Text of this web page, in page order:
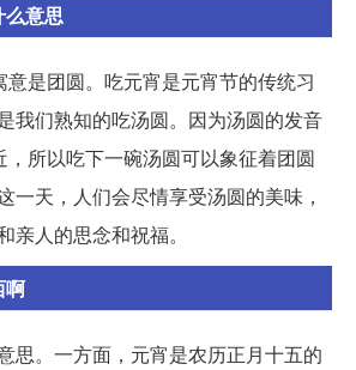
么意思
意是团圆。吃元宵是元宵节的传统习
我们熟知的吃汤圆。因为汤圆的发音
，所以吃下一碗汤圆可以象征着团圆
一天，人们会尽情享受汤圆的美味，
亲人的思念和祝福。
啊
思。一方面，元宵是农历正月十五的